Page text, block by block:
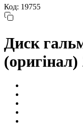
Код: 19755
Диск